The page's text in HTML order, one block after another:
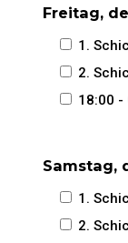
Freitag,
1.
2.
18:00 -
Samstag,
1.
2.